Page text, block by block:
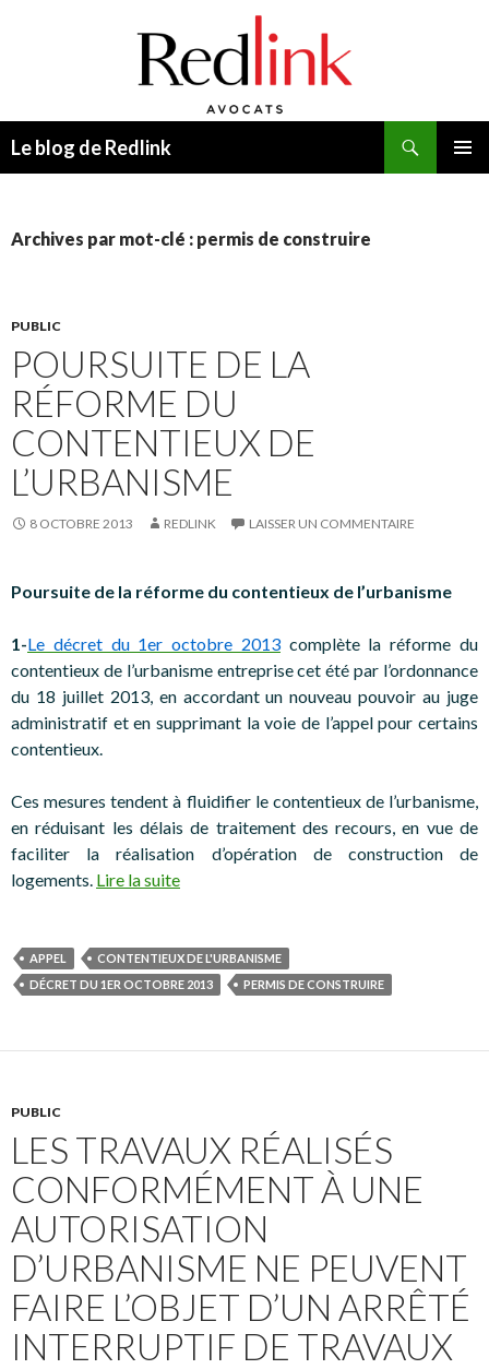
Le blog de Redlink
Archives par mot-clé : permis de construire
PUBLIC
POURSUITE DE LA
RÉFORME DU
CONTENTIEUX DE
L’URBANISME
8 OCTOBRE 2013 REDLINK LAISSER UN COMMENTAIRE
Poursuite de la réforme du contentieux de l’urbanisme
1-Le décret du 1er octobre 2013complète la réforme du
contentieux de l’urbanisme entreprise cet été par l’ordonnance
du 18 juillet 2013, en accordant un nouveau pouvoir au juge
administratif et en supprimant la voie de l’appel pour certains
contentieux.
Ces mesures tendent à fluidifier le contentieux de l’urbanisme,
en réduisant les délais de traitement des recours, en vue de
faciliter la réalisation d’opération de construction de
logements. Lire la suite
APPEL
CONTENTIEUX DE L'URBANISME
DÉCRET DU 1ER OCTOBRE 2013
PERMIS DE CONSTRUIRE
PUBLIC
LES TRAVAUX RÉALISÉS
CONFORMÉMENT À UNE
AUTORISATION
D’URBANISME NE PEUVENT
FAIRE L’OBJET D’UN ARRÊTÉ
INTERRUPTIF DE TRAVAUX